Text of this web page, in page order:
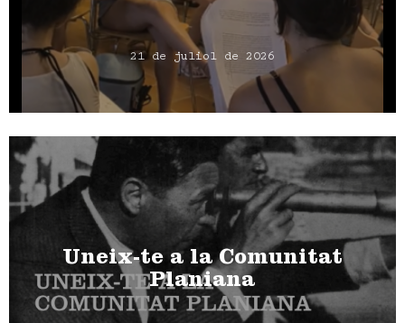
21 de juliol de 2026
Uneix-te a la Comunitat
Planiana